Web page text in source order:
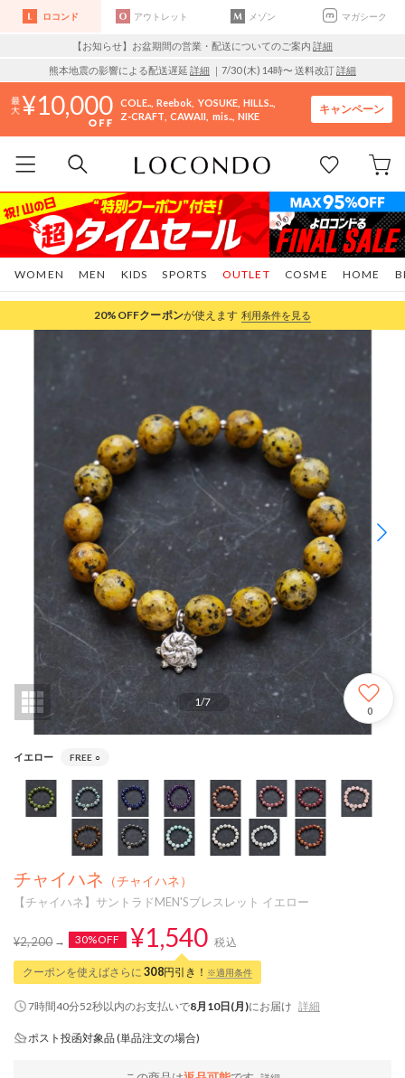
ロコンド アウトレット メゾン マガシーク
【お知らせ】お盆期間の営業・配送についてのご案内 詳細
熊本地震の影響による配送遅延 詳細 ｜7/30 (木) 14時〜 送料改訂詳細
10,000 COLE.. Reebok YOSUKE HILLS..
Z-CRAFT CAWAII mis.. NIKE
キャンペーン
WOMEN MEN KIDS SPORTS COSME HOME
OUTLET
20%OFFクーポンが使えます 利用条件を見る
1/7
0
イエロー FREE ○
チャイハネ （チャイハネ）
【チャイハネ】サントラドMEN'Sブレスレット イエロー
¥2,200 30%OFF ¥1,540 税込
クーポンを使えばさらに 308円引き！ ※適用条件
7時間40分51秒以内のお支払いで8月10日(月)にお届け 詳細
ポスト投函対象品 (単品注文の場合)